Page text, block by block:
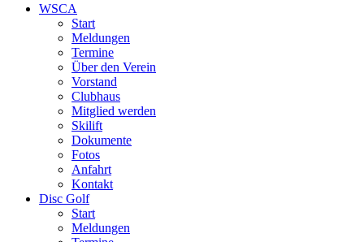
WSCA
Start
Meldungen
Termine
Über den Verein
Vorstand
Clubhaus
Mitglied werden
Skilift
Dokumente
Fotos
Anfahrt
Kontakt
Disc Golf
Start
Meldungen